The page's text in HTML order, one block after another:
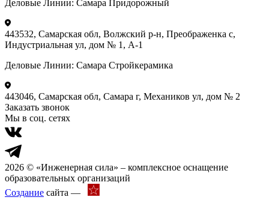
Деловые Линии: Самара Придорожный
443532, Самарская обл, Волжский р-н, Преображенка с,
Индустриальная ул, дом № 1, А-1
Деловые Линии: Самара Стройкерамика
443046, Самарская обл, Самара г, Механиков ул, дом № 2
Заказать звонок
Мы в соц. сетях
2026 © «Инженерная сила» – комплексное оснащение
образовательных организаций
Создание сайта —